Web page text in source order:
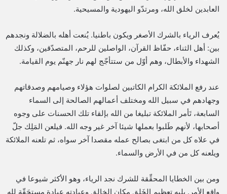
العابدين لخلق الله، ومرتدّو اليهودية والمسيحية.
يُعرف الرياء بالشرك الأصغر ويكون باطنيا. يُنعت أهله بالضلالة ونجدهم
بين: أهل الثناء، حفّاظ القرآن، الواصلين للرحم، المتصدّقين، وكذلك
الشهداء والأبطال، وهم أوّل من ستتأجّج لهم نار جهنّم يوم القيامة.
عند رفع الملائكة الكرام الكاتبين لصلوات هؤلاء وصيامهم وصدقاتهم
وجهادهم في سبيل الله ومختلف أعمالهم الصالحة إلى السماء
السابعة، تَأمر الملائكة تبليغا من الله بإلقاء تلك الحسنات على وجوه
أصحابها، لأنهم طَلبوا بعملها شيئا آخر غير وجه الله. فيلعن المَلِك جلّ
في علاه كل من ابتغى بصالح عمله مقصدا آخر سواه، ثم تلعنه الملائكة
ويلعنه كل من في الأرض والسماء.
ومن بين الخطايا المحقِّقة للشرك نجد الرياء، وهو الأكثر شيوعا في
واقع الأمر. يليه تعظيم الخَلق مكان الخالق وعبادته عبادة مستحَقّة لله